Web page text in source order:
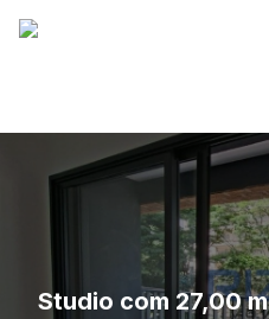
Studio com 27,00